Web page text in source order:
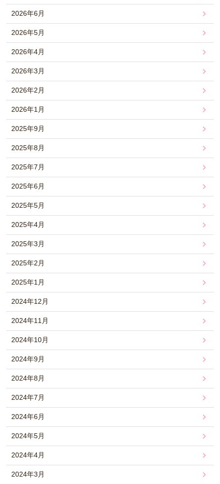
2026年6月
2026年5月
2026年4月
2026年3月
2026年2月
2026年1月
2025年9月
2025年8月
2025年7月
2025年6月
2025年5月
2025年4月
2025年3月
2025年2月
2025年1月
2024年12月
2024年11月
2024年10月
2024年9月
2024年8月
2024年7月
2024年6月
2024年5月
2024年4月
2024年3月